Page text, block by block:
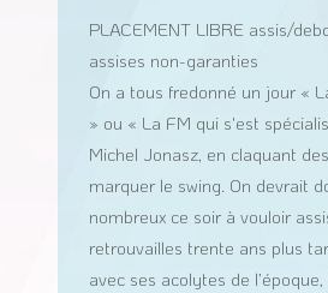
PLACEMENT LIBRE assis/
assises non-garanties
On a tous fredonné un jour «
» ou « La FM qui s'est
Michel Jonasz, en claquant
marquer le swing. On devrait
nombreux ce soir à vouloir
retrouvailles trente ans plus
avec ses acolytes de l’époque,